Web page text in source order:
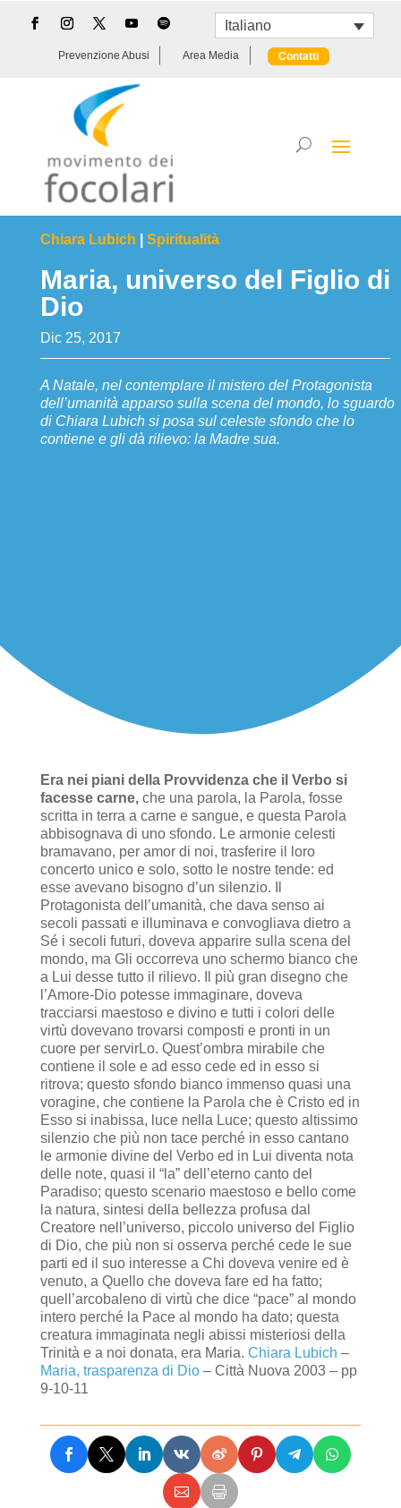
Italiano
Prevenzione Abusi Area Media Contatti
Chiara Lubich Spiritualità
Maria, universo del Figlio di
Dio
Dic 25, 2017
A Natale, nel contemplare il mistero del Protagonista
dell’umanità apparso sulla scena del mondo, lo sguardo
di Chiara Lubich si posa sul celeste sfondo che lo
contiene e gli dà rilievo: la Madre sua.
Era nei piani della Provvidenza che il Verbo si
facesse carne,che una parola, la Parola, fosse
scritta in terra a carne e sangue, e questa Parola
abbisognava di uno sfondo. Le armonie celesti
bramavano, per amor di noi, trasferire il loro
concerto unico e solo, sotto le nostre tende: ed
esse avevano bisogno d’un silenzio. Il
Protagonista dell’umanità, che dava senso ai
secoli passati e illuminava e convogliava dietro a
Sé i secoli futuri, doveva apparire sulla scena del
mondo, ma Gli occorreva uno schermo bianco che
a Lui desse tutto il rilievo. Il più gran disegno che
l’Amore-Dio potesse immaginare, doveva
tracciarsi maestoso e divino e tutti i colori delle
virtù dovevano trovarsi composti e pronti in un
cuore per servirLo. Quest’ombra mirabile che
contiene il sole e ad esso cede ed in esso si
ritrova; questo sfondo bianco immenso quasi una
voragine, che contiene la Parola che è Cristo ed in
Esso si inabissa, luce nella Luce; questo altissimo
silenzio che più non tace perché in esso cantano
le armonie divine del Verbo ed in Lui diventa nota
delle note, quasi il “la” dell’eterno canto del
Paradiso; questo scenario maestoso e bello come
la natura, sintesi della bellezza profusa dal
Creatore nell’universo, piccolo universo del Figlio
di Dio, che più non si osserva perché cede le sue
parti ed il suo interesse a Chi doveva venire ed è
venuto, a Quello che doveva fare ed ha fatto;
quell’arcobaleno di virtù che dice “pace” al mondo
intero perché la Pace al mondo ha dato; questa
creatura immaginata negli abissi misteriosi della
Trinità e a noi donata, era Maria. Chiara Lubich –
Maria, trasparenza di Dio – Città Nuova 2003 – pp
9-10-11